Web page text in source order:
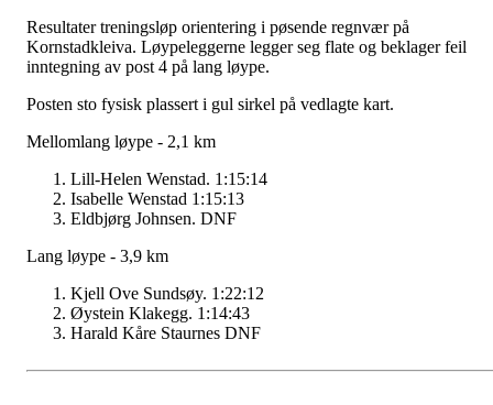
Resultater treningsløp orientering i pøsende regnvær på
Kornstadkleiva. Løypeleggerne legger seg flate og beklager feil
inntegning av post 4 på lang løype.
Posten sto fysisk plassert i gul sirkel på vedlagte kart.
Mellomlang løype - 2,1 km
Lill-Helen Wenstad. 1:15:14
Isabelle Wenstad 1:15:13
Eldbjørg Johnsen. DNF
Lang løype - 3,9 km
Kjell Ove Sundsøy. 1:22:12
Øystein Klakegg. 1:14:43
Harald Kåre Staurnes DNF